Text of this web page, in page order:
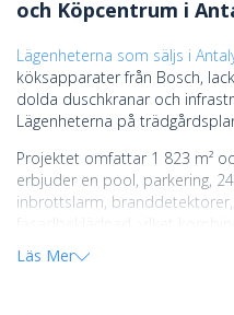
och Köpcentrum i
Lägenheterna som säljs i
köksapparater från Bosch,
dolda duschkranar och
Lägenheterna på
Projektet omfattar 1 823 m²
erbjuder en pool, parkering,
inbrottslarm,
modernt samhälle.
Läs Mer